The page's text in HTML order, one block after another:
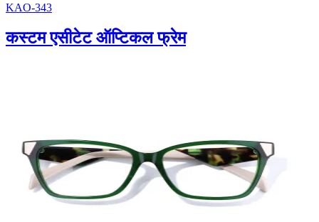
KAO-343
कस्टम एसीटेट ऑप्टिकल फ्रेम